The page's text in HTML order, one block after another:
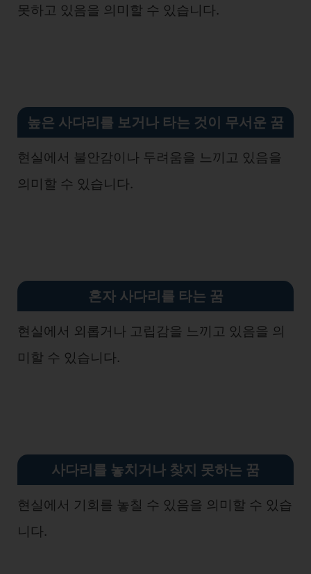
못하고 있음을 의미할 수 있습니다.
높은 사다리를 보거나 타는 것이 무서운 꿈
현실에서 불안감이나 두려움을 느끼고 있음을
의미할 수 있습니다.
혼자 사다리를 타는 꿈
현실에서 외롭거나 고립감을 느끼고 있음을 의
미할 수 있습니다.
사다리를 놓치거나 찾지 못하는 꿈
현실에서 기회를 놓칠 수 있음을 의미할 수 있습
니다.